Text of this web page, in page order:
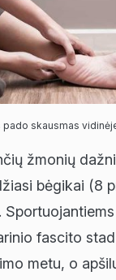
pado skausmas
žmonių
bėgikai (8
fascito
metu, o